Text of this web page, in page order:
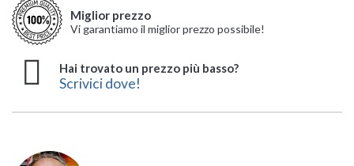
Miglior prezzo
Vi garantiamo il miglior prezzo possibile!
Hai trovato un prezzo più basso?
Scrivici dove!